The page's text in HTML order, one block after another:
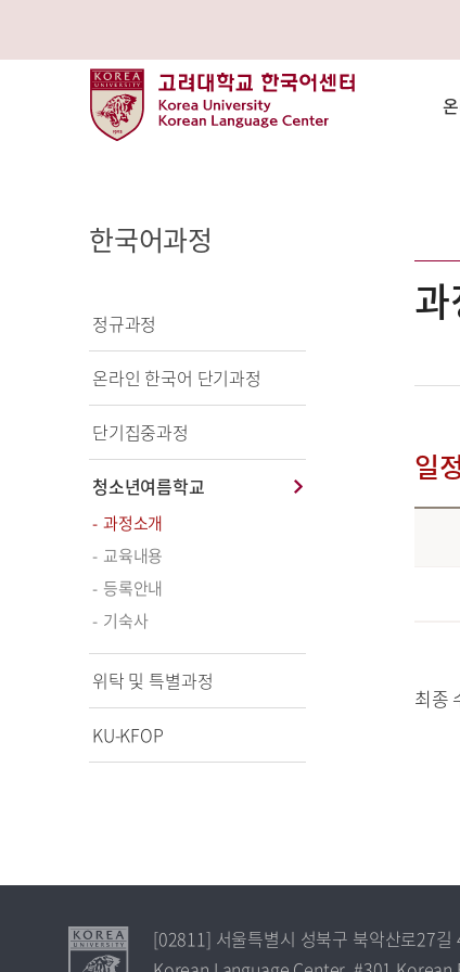
한국어과정
정규과정
온라인 한국어 단기과정
단기집중과정
청소년여름학교
과정소개
교육내용
등록안내
기숙사
위탁 및 특별과정
KU-KFOP
일정
최종
[02811] 서울특별시 성북구 북악산로27